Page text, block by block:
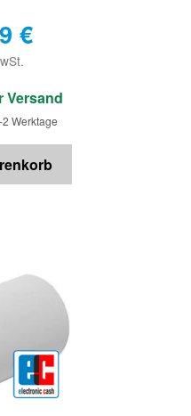
€
€
Versand
Werktage